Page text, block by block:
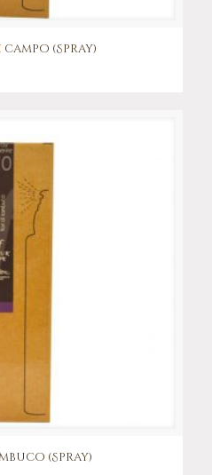
(Spray)
(Spray)